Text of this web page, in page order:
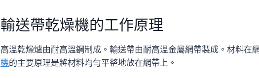
輸送帶乾燥機的工作原理
高溫乾燥爐由耐高溫鋼制成。輸送帶由耐高溫金屬網帶製成。材料在
機的主要原理是將材料均勻平整地放在網帶上。